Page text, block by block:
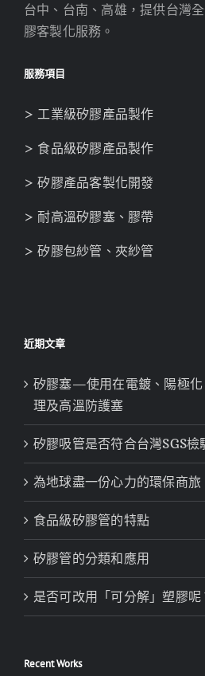
台中、台南、高雄，提供台灣
膠客製化服務。
服務項目
> 工業級矽膠產品製作
> 食品級矽膠產品製作
> 矽膠產品客製化開發
> 耐高溫矽膠塞、膠帶
> 矽膠包紗管、夾紗管
近期文章
矽膠塞—使用在電鍍、陽極化
理及高溫防護塞
矽膠吸管是否符合台灣SGS檢
為地球盡一份心力的環保商旅
食品級矽膠管的特點
矽膠管的分類和應用
是否可改用「可分解」塑膠
Recent Works